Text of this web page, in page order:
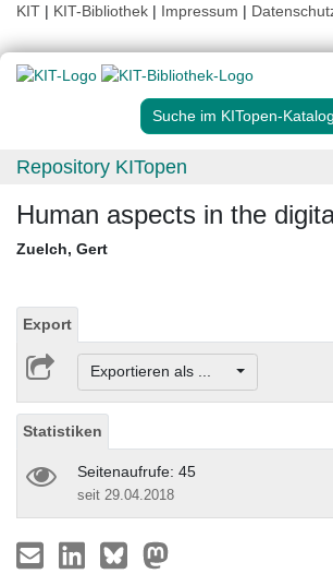
KIT | KIT-Bibliothek | Impressum |
Suche im KITopen-Katalog
Repository KITopen
Human aspects in the
Zuelch, Gert
Export
Exportieren als ...
Statistiken
Seitenaufrufe: 45
seit 29.04.2018